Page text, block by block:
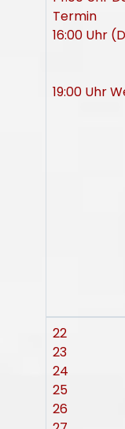
Termin
16:00 Uhr
19:00 Uhr
22
23
24
25
26